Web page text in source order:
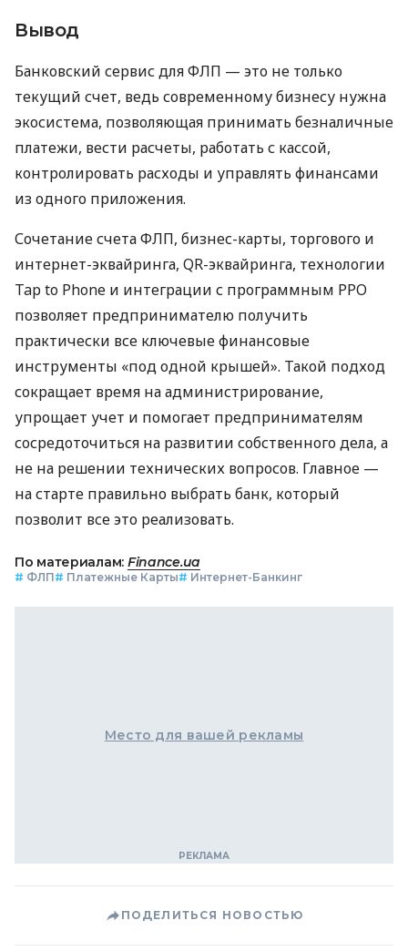
Вывод
Банковский сервис для ФЛП — это не только
текущий счет, ведь современному бизнесу нужна
экосистема, позволяющая принимать безналичные
платежи, вести расчеты, работать с кассой,
контролировать расходы и управлять финансами
из одного приложения.
Сочетание счета ФЛП, бизнес-карты, торгового и
интернет-эквайринга, QR-эквайринга, технологии
Tap to Phone и интеграции с программным РРО
позволяет предпринимателю получить
практически все ключевые финансовые
инструменты «под одной крышей». Такой подход
сокращает время на администрирование,
упрощает учет и помогает предпринимателям
сосредоточиться на развитии собственного дела, а
не на решении технических вопросов. Главное —
на старте правильно выбрать банк, который
позволит все это реализовать.
По материалам: Finance.ua
# ФЛП# Платежные Карты# Интернет-Банкинг
Место для вашей рекламы
ПОДЕЛИТЬСЯ НОВОСТЬЮ